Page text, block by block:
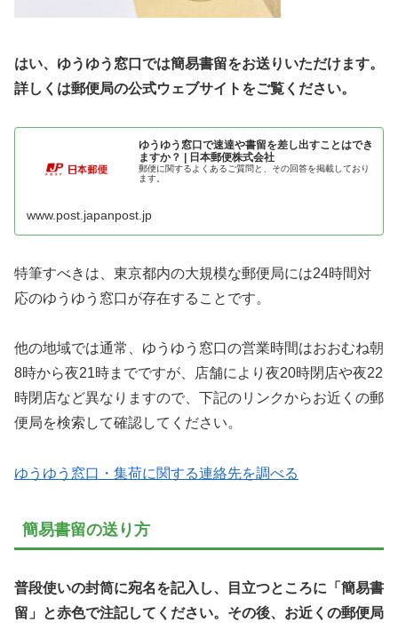
はい、ゆうゆう窓口では簡易書留をお送りいただけます。
詳しくは郵便局の公式ウェブサイトをご覧ください。
ゆうゆう窓口で速達や書留を差し出すことはでき
ますか？ | 日本郵便株式会社
郵便に関するよくあるご質問と、その回答を掲載しており
ます。
www.post.japanpost.jp
特筆すべきは、東京都内の大規模な郵便局には24時間対
応のゆうゆう窓口が存在することです。
他の地域では通常、ゆうゆう窓口の営業時間はおおむね朝
8時から夜21時までですが、店舗により夜20時閉店や夜22
時閉店など異なりますので、下記のリンクからお近くの郵
便局を検索して確認してください。
ゆうゆう窓口・集荷に関する連絡先を調べる
簡易書留の送り方
普段使いの封筒に宛名を記入し、目立つところに「簡易書
留」と赤色で注記してください。その後、お近くの郵便局